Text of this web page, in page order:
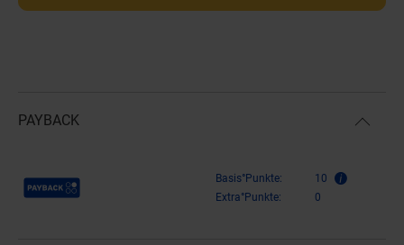
PAYBACK
Payback Punkte Basis°Punkte:
10
Extra°Punkte:
0